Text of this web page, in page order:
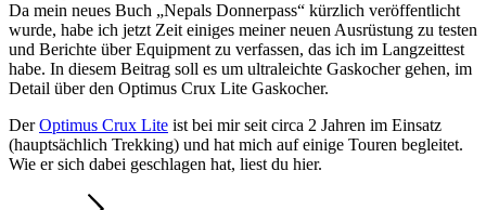
Da mein neues Buch „Nepals Donnerpass“ kürzlich veröffentlicht
wurde, habe ich jetzt Zeit einiges meiner neuen Ausrüstung zu testen
und Berichte über Equipment zu verfassen, das ich im Langzeittest
habe. In diesem Beitrag soll es um ultraleichte Gaskocher gehen, im
Detail über den Optimus Crux Lite Gaskocher.
DerOptimus Crux Lite ist bei mir seit circa 2 Jahren im Einsatz
(hauptsächlich Trekking) und hat mich auf einige Touren begleitet.
Wie er sich dabei geschlagen hat, liest du hier.